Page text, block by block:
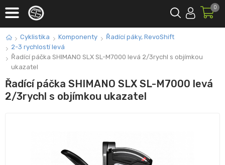
0
Cyklistika Komponenty
Řadící páky, RevoShift
2-3 rychlostí levá
Řadící páčka SHIMANO SLX SL-M7000 levá 2/3rychl s objímkou
ukazatel
Řadící páčka SHIMANO SLX SL-M7000 levá
2/3rychl s objímkou ukazatel